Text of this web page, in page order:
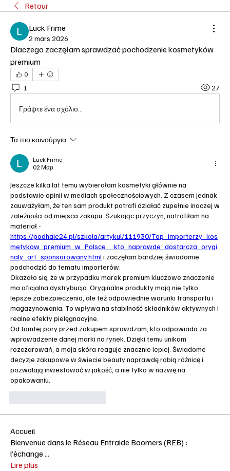
Retour
Luck Frime
2 mars 2026
Dlaczego zaczęłam sprawdzać pochodzenie kosmetyków
premium
0
1 27
Γράψτε ένα σχόλιο...
Τα πιο καινούργια
Luck Frime
02 Μαρ
Jeszcze kilka lat temu wybierałam kosmetyki głównie na
podstawie opinii w mediach społecznościowych. Z czasem jednak
zauważyłam, że ten sam produkt potrafi działać zupełnie inaczej w
zależności od miejsca zakupu. Szukając przyczyn, natrafiłam na
https://podhale24.pl/szkola/artykul/111930/Top_importerzy_kos
metykow_premium_w_Polsce__kto_naprawde_dostarcza_orygi
naly_art_sponsorowany.html i zaczęłam bardziej świadomie
podchodzić do tematu importerów.
Okazało się, że w przypadku marek premium kluczowe znaczenie
ma oficjalna dystrybucja. Oryginalne produkty mają nie tylko
lepsze zabezpieczenia, ale też odpowiednie warunki transportu i
magazynowania. To wpływa na stabilność składników aktywnych i
realne efekty pielęgnacyjne.
Od tamtej pory przed zakupem sprawdzam, kto odpowiada za
wprowadzenie danej marki na rynek. Dzięki temu unikam
rozczarowań, a moja skóra reaguje znacznie lepiej. Świadome
decyzje zakupowe w świecie beauty naprawdę robią różnicę i
pozwalają inwestować w jakość, a nie tylko w nazwę na
opakowaniu.
Accueil
Bienvenue dans le Réseau Entraide Boomers (REB) :
l’échange...
Lire plus